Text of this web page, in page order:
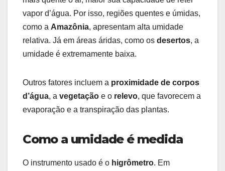
vapor d’água. Por isso, regiões quentes e úmidas,
como a Amazônia, apresentam alta umidade
relativa. Já em áreas áridas, como os desertos, a
umidade é extremamente baixa.
Outros fatores incluem a proximidade de corpos
d’água, a vegetação e o relevo, que favorecem a
evaporação e a transpiração das plantas.
Como a umidade é medida
O instrumento usado é o higrômetro. Em